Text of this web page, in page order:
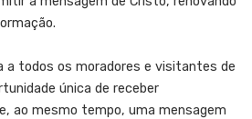
a todos os moradores e visitantes de
única de receber
ao mesmo tempo, uma mensagem